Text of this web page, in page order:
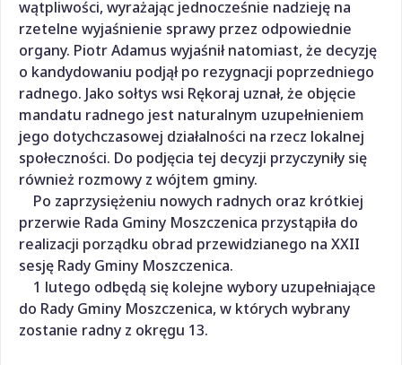
wątpliwości, wyrażając jednocześnie nadzieję na
rzetelne wyjaśnienie sprawy przez odpowiednie
organy. Piotr Adamus wyjaśnił natomiast, że decyzję
o kandydowaniu podjął po rezygnacji poprzedniego
radnego. Jako sołtys wsi Rękoraj uznał, że objęcie
mandatu radnego jest naturalnym uzupełnieniem
jego dotychczasowej działalności na rzecz lokalnej
społeczności. Do podjęcia tej decyzji przyczyniły się
również rozmowy z wójtem gminy.
Po zaprzysiężeniu nowych radnych oraz krótkiej
przerwie Rada Gminy Moszczenica przystąpiła do
realizacji porządku obrad przewidzianego na XXII
sesję Rady Gminy Moszczenica.
1 lutego odbędą się kolejne wybory uzupełniające
do Rady Gminy Moszczenica, w których wybrany
zostanie radny z okręgu 13.